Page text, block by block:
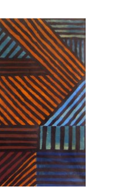
سياسة ملفات تعريف الارتباط